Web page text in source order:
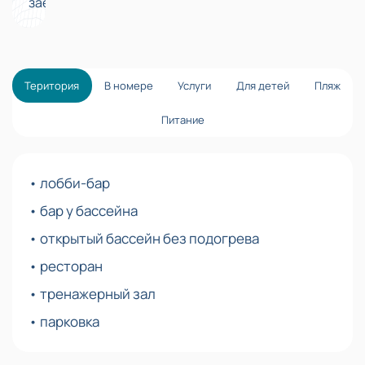
Територия В номере Услуги Для детей Пляж
Питание
• лобби-бар
• бар у бассейна
• открытый бассейн без подогрева
• ресторан
• тренажерный зал
• парковка